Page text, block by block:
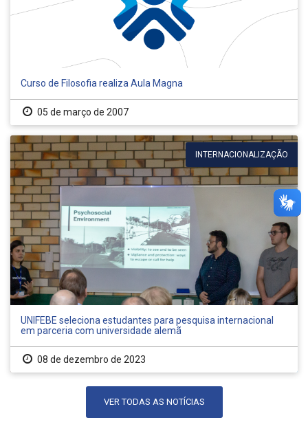
Curso de Filosofia realiza Aula Magna
05 de março de 2007
INTERNACIONALIZAÇÃO
UNIFEBE seleciona estudantes para pesquisa internacional
em parceria com universidade alemã
08 de dezembro de 2023
VER TODAS AS NOTÍCIAS